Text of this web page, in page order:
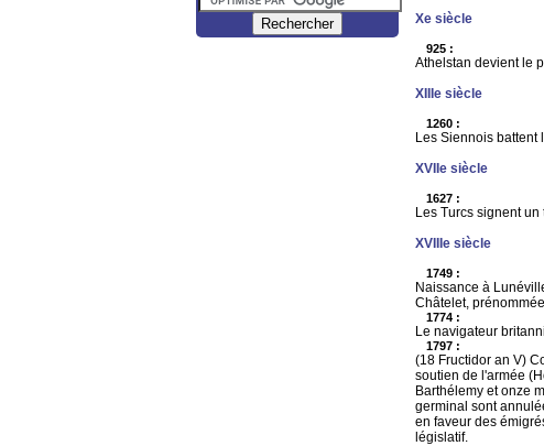
Xe siècle
925 :
Athelstan devient le
XIIIe siècle
1260 :
Les Siennois battent
XVIIe siècle
1627 :
Les Turcs signent
XVIIIe siècle
1749 :
Naissance à
Châtelet,
1774 :
Le navigateur
1797 :
(18 Fructidor an V)
soutien de l'armée
Barthélemy et onze
germinal sont
en faveur des
législatif.